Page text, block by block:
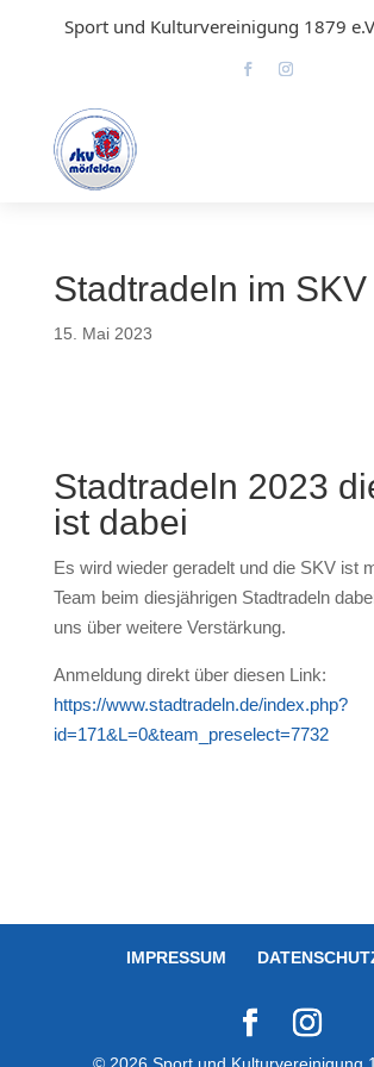
Sport und Kulturvereinigung 1879
Stadtradeln im SKV
15. Mai 2023
Stadtradeln 2023
ist dabei
Es wird wieder geradelt und die SKV ist
Team beim diesjährigen Stadtradeln
uns über weitere Verstärkung.
Anmeldung direkt über diesen Link:
https://www.stadtradeln.de/index.php?
id=171&L=0&team_preselect=7732
IMPRESSUM